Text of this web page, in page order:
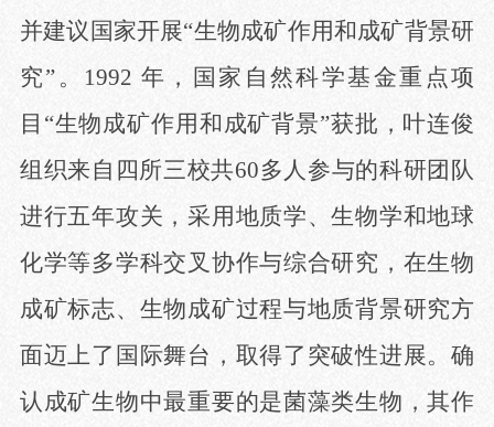
并建议国家开展“生物成矿作用和成矿背景研
究”。1992 年，国家自然科学基金重点项
目“生物成矿作用和成矿背景”获批，叶连俊
组织来自四所三校共60多人参与的科研团队
进行五年攻关，采用地质学、生物学和地球
化学等多学科交叉协作与综合研究，在生物
成矿标志、生物成矿过程与地质背景研究方
面迈上了国际舞台，取得了突破性进展。确
认成矿生物中最重要的是菌藻类生物，其作